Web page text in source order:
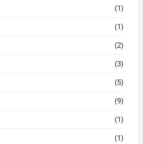
(1)
(1)
(2)
(3)
(5)
(9)
(1)
(1)